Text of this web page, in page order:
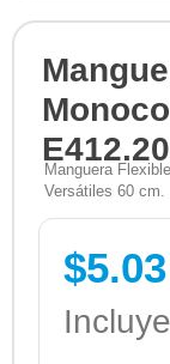
Manguera
Versátiles 60 cm.
$5.03